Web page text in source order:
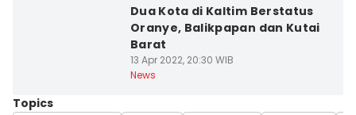
Dua Kota di Kaltim Berstatus
Oranye, Balikpapan dan Kutai
Barat
13 Apr 2022, 20:30 WIB
News
Topics